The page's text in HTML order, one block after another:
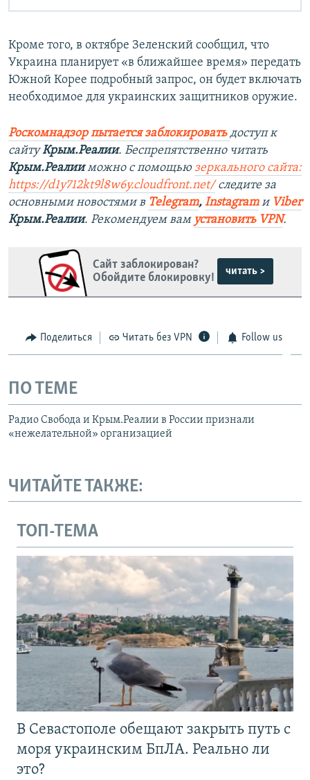
Кроме того, в октябре Зеленский сообщил, что
Украина планирует «в ближайшее время» передать
Южной Корее подробный запрос, он будет включать
необходимое для украинских защитников оружие.
Роскомнадзор пытается заблокировать доступ к
сайтуКрым.Реалии. Беспрепятственно читать
Крым.Реалииможно с помощью зеркального сайта:
https://d1y712kt9l8w6y.cloudfront.net/ следите за
основными новостями в Telegram, Instagramи Viber
Крым.Реалии. Рекомендуем вам установить VPN.
Сайт заблокирован?
Обойдите блокировку!
читать >
Поделиться Читать без VPN Follow us
ПО ТЕМЕ
Радио Свобода и Крым.Реалии в России признали
«нежелательной» организацией
ЧИТАЙТЕ ТАКЖЕ:
ТОП-ТЕМА
В Севастополе обещают закрыть путь с
моря украинским БпЛА. Реально ли
это?